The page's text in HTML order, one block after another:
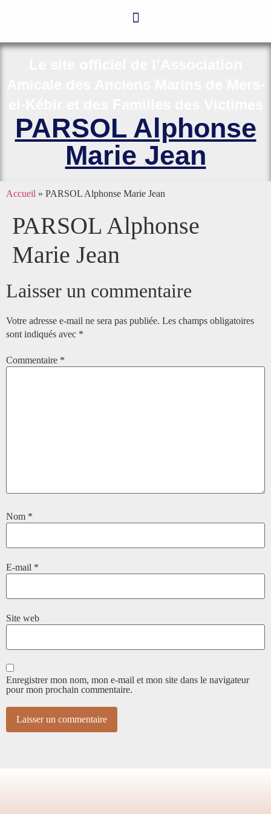
PARSOL Alphonse
Marie Jean
Accueil » PARSOL Alphonse Marie Jean
PARSOL Alphonse
Marie Jean
Laisser un commentaire
Votre adresse e-mail ne sera pas publiée. Les champs obligatoires
sont indiqués avec *
Commentaire *
Nom *
E-mail *
Site web
Enregistrer mon nom, mon e-mail et mon site dans le navigateur
pour mon prochain commentaire.